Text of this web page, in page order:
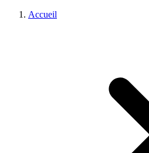
Accueil